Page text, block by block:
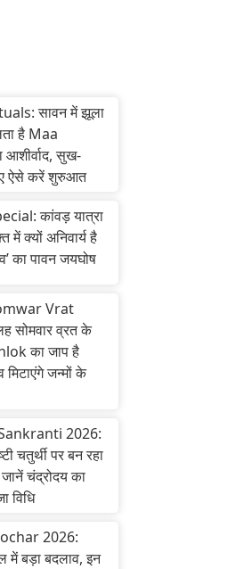
सावन में झूला
है Maa
सुख-
ऐसे करें शुरुआत
कांवड़ यात्रा
में क्यों अनिवार्य है
का पावन जयघोष
Vrat
सोमवार व्रत के
का जाप है
मिटाएंगे जन्मों के
2026:
चतुर्थी पर बन रहा
चंद्रोदय का
विधि
2026:
में बड़ा बदलाव, इन